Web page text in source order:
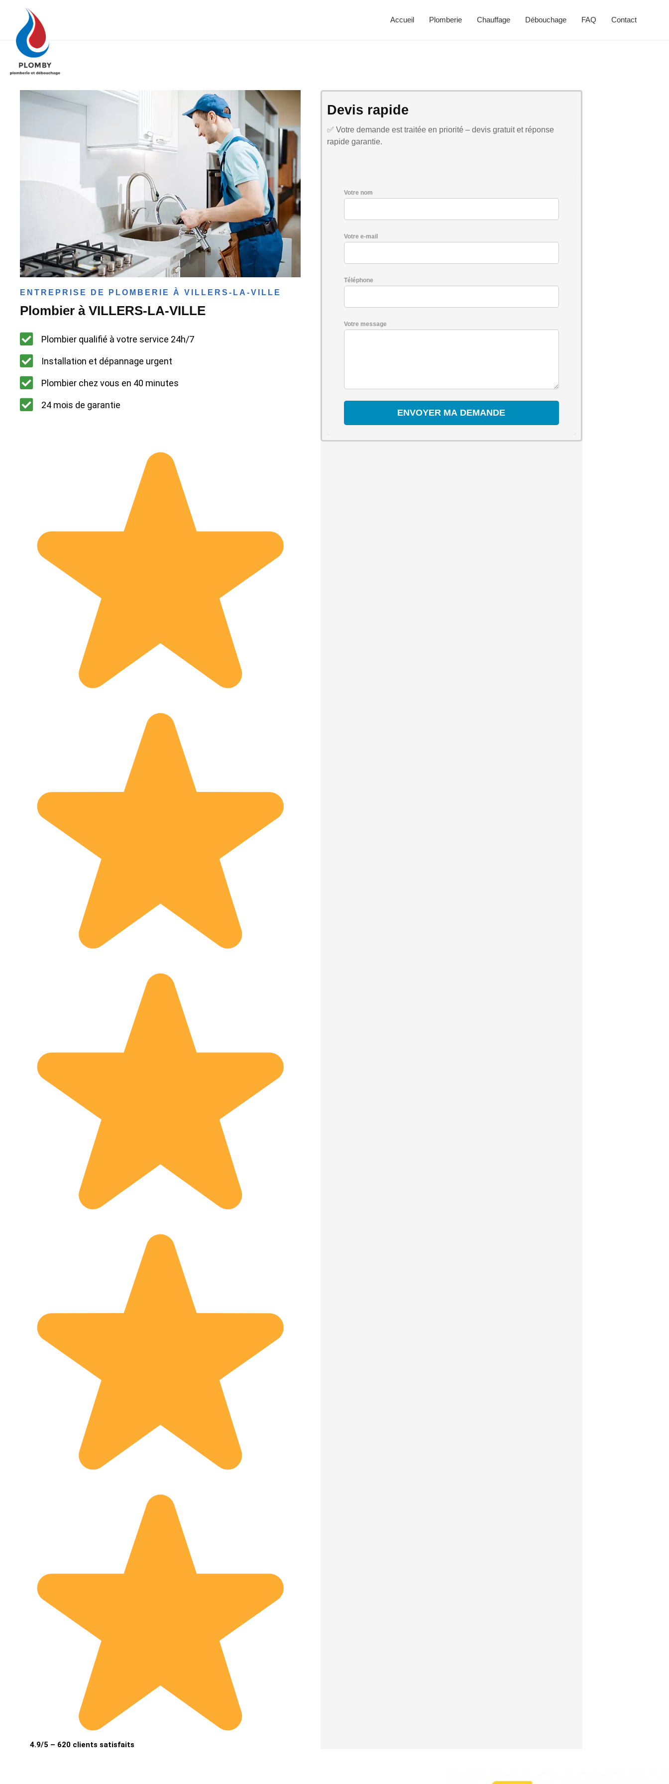
Accueil Plomberie Chauffage Débouchage FAQ Contact
ENTREPRISE DE PLOMBERIE À VILLERS-LA-VILLE
Plombier à VILLERS-LA-VILLE
Plombier qualifié à votre service 24h/7
Installation et dépannage urgent
Plombier chez vous en 40 minutes
24 mois de garantie
4.9/5 – 620 clients satisfaits
Devis rapide
✅ Votre demande est traitée en priorité – devis gratuit et réponse
rapide garantie.
Votre nom
Votre e-mail
Téléphone
Votre message